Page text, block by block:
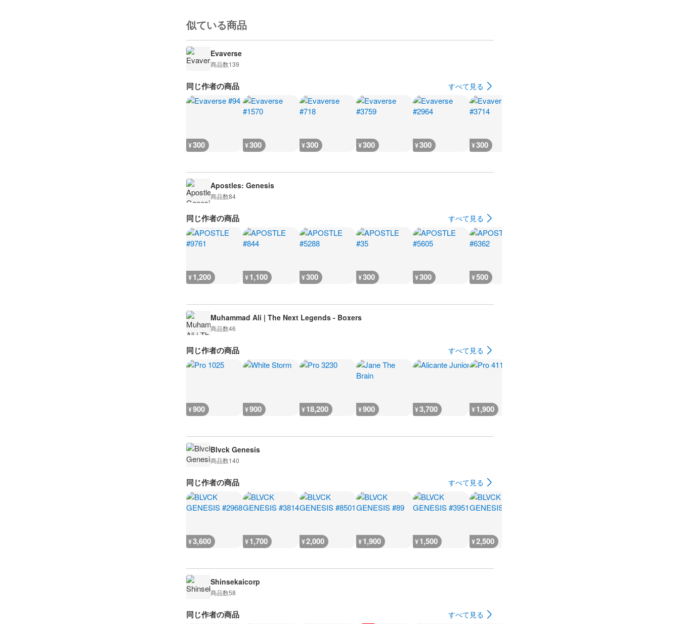
似ている商品
Evaverse
商品数139
同じ作者の商品 すべて見る
¥300 ¥300 ¥300 ¥300 ¥300 ¥300
Apostles: Genesis
商品数84
同じ作者の商品 すべて見る
¥1,200 ¥1,100 ¥300 ¥300 ¥300 ¥500
Muhammad Ali | The Next Legends - Boxers
商品数46
同じ作者の商品 すべて見る
¥900 ¥900 ¥18,200 ¥900 ¥3,700 ¥1,900
Blvck Genesis
商品数140
同じ作者の商品 すべて見る
¥3,600 ¥1,700 ¥2,000 ¥1,900 ¥1,500 ¥2,500
Shinsekaicorp
商品数58
同じ作者の商品 すべて見る